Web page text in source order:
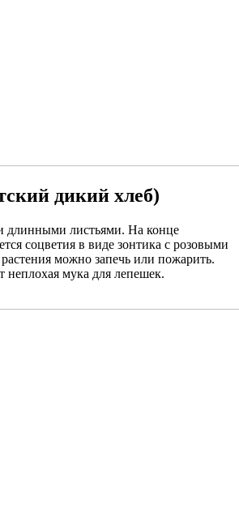
дикий хлеб)
длинными листьями. На конце
соцветия в виде зонтика с розовыми
можно запечь или пожарить.
неплохая мука для лепешек.